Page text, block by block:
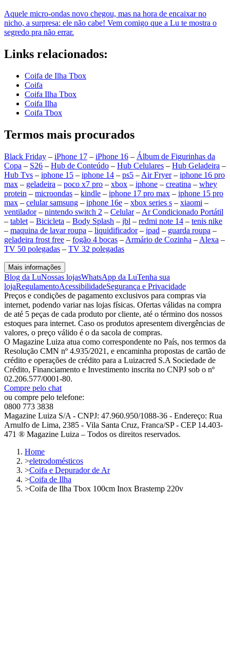
Aquele micro-ondas novo chegou, mas na hora de encaixar no
nicho, a surpresa: ele não cabe! Vem comigo que a Lu te mostra o
segredo pra não errar.
Links relacionados:
Coifa de Ilha Tbox
Coifa
Coifa Ilha Tbox
Coifa Ilha
Coifa Tbox
Termos mais procurados
Black Friday – iPhone 17 – iPhone 16 – Álbum de Figurinhas da
Copa – S26 – Hub de Conteúdo – Hub Celulares – Hub Geladeira –
Hub Tvs – iphone 15 – iphone 14 – ps5 – Air Fryer– iphone 16 pro
max – geladeira – poco x7 pro – xbox – iphone – creatina – whey
protein – microondas – kindle – iphone 17 pro max – iphone 15 pro
max – celular samsung – iphone 16e – xbox series s – xiaomi –
ventilador– nintendo switch 2 – Celular– Ar Condicionado Portátil
– tablet – Bicicleta – Body Splash – jbl – redmi note 14 – tenis nike
– maquina de lavar roupa – liquidificador– ipad – guarda roupa –
geladeira frost free – fogão 4 bocas – Armário de Cozinha – Alexa –
TV 50 polegadas – TV 32 polegadas
Mais informações
Blog da LuNossas lojasWhatsApp da LuTenha sua
lojaRegulamentoAcessibilidadeSegurança e Privacidade
Preços e condições de pagamento exclusivos para compras via
internet, podendo variar nas lojas físicas. Ofertas válidas na compra
de até 5 peças de cada produto por cliente, até o término dos nossos
estoques para internet. Caso os produtos apresentem divergências de
valores, o preço válido é o da sacola de compras.
O Magazine Luiza atua como correspondente no País, nos termos da
Resolução CMN nº 4.935/2021, e encaminha propostas de cartão de
crédito e operações de crédito para a Luizacred S.A Sociedade de
Crédito, Financiamento e Investimento inscrita no CNPJ sob o nº
02.206.577/0001-80.
Compre pelo chat
ou compre pelo telefone:
0800 773 3838
Magazine Luiza S/A - CNPJ: 47.960.950/1088-36 - Endereço: Rua
Arnulfo de Lima, 2385 - Vila Santa Cruz, Franca/SP - CEP 14.403-
471 ® Magazine Luiza – Todos os direitos reservados.
Home
>eletrodomésticos
>Coifa e Depurador de Ar
>Coifa de Ilha
>Coifa de Ilha Tbox 100cm Inox Brastemp 220v